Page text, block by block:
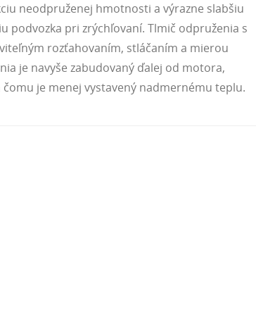
neodpruženej hmotnosti a výrazne slabšiu
podvozka pri zrýchľovaní. Tlmič odpruženia s
rozťahovaním, stláčaním a mierou
je navyše zabudovaný ďalej od motora,
čomu je menej vystavený nadmernému teplu.